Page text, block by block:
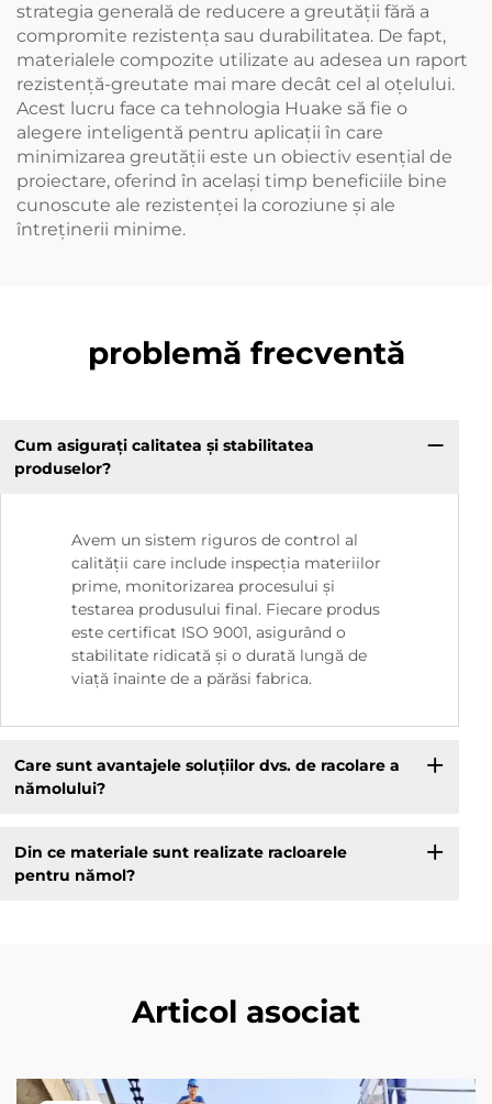
strategia generală de reducere a greutății fără a
compromite rezistența sau durabilitatea. De fapt,
materialele compozite utilizate au adesea un raport
rezistență-greutate mai mare decât cel al oțelului.
Acest lucru face ca tehnologia Huake să fie o
alegere inteligentă pentru aplicații în care
minimizarea greutății este un obiectiv esențial de
proiectare, oferind în același timp beneficiile bine
cunoscute ale rezistenței la coroziune și ale
întreținerii minime.
problemă frecventă
Cum asigurați calitatea și stabilitatea
produselor?
Avem un sistem riguros de control al
calității care include inspecția materiilor
prime, monitorizarea procesului și
testarea produsului final. Fiecare produs
este certificat ISO 9001, asigurând o
stabilitate ridicată și o durată lungă de
viață înainte de a părăsi fabrica.
Care sunt avantajele soluțiilor dvs. de racolare a
nămolului?
Din ce materiale sunt realizate racloarele
pentru nămol?
Articol asociat